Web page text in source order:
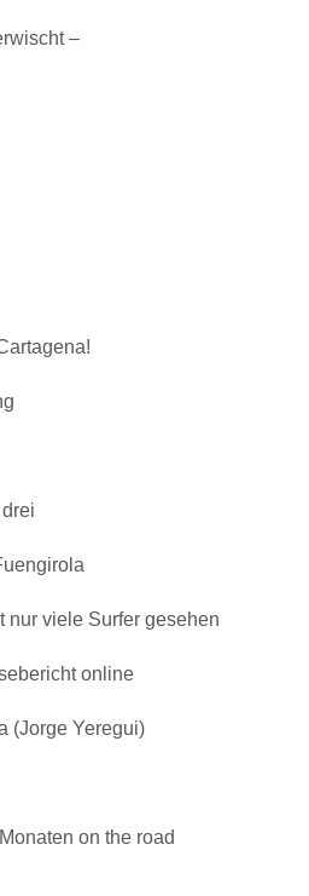
–
nur viele Surfer gesehen
online
(Jorge Yeregui)
on the road